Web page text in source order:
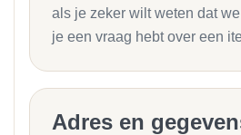
als je zeker wilt weten dat
je een vraag hebt over een
Adres en